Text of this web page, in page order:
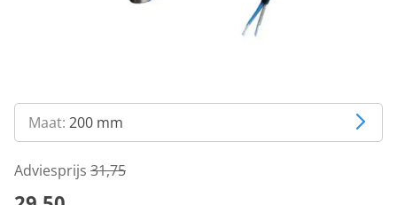
Maat: 200 mm
Adviesprijs 31,75